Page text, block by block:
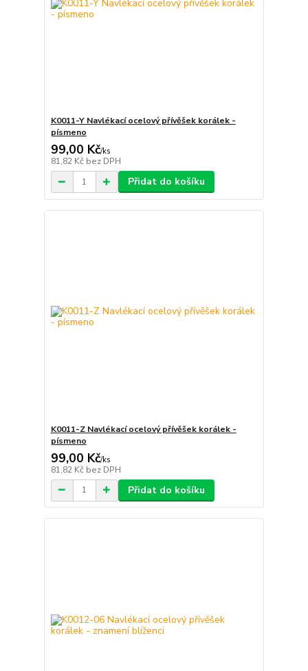
K0011-Y Navlékací ocelový přívěšek korálek -
písmeno
99,00 Kč/ks
81,82 Kč bez DPH
Přidat do košíku
K0011-Z Navlékací ocelový přívěšek korálek -
písmeno
99,00 Kč/ks
81,82 Kč bez DPH
Přidat do košíku